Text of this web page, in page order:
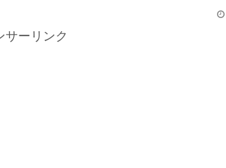
サーリンク